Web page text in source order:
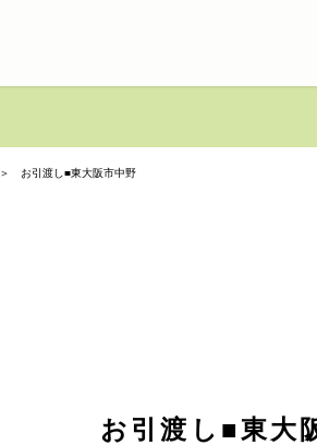
＞ お引渡し■東大阪市中野
お引渡し■東大